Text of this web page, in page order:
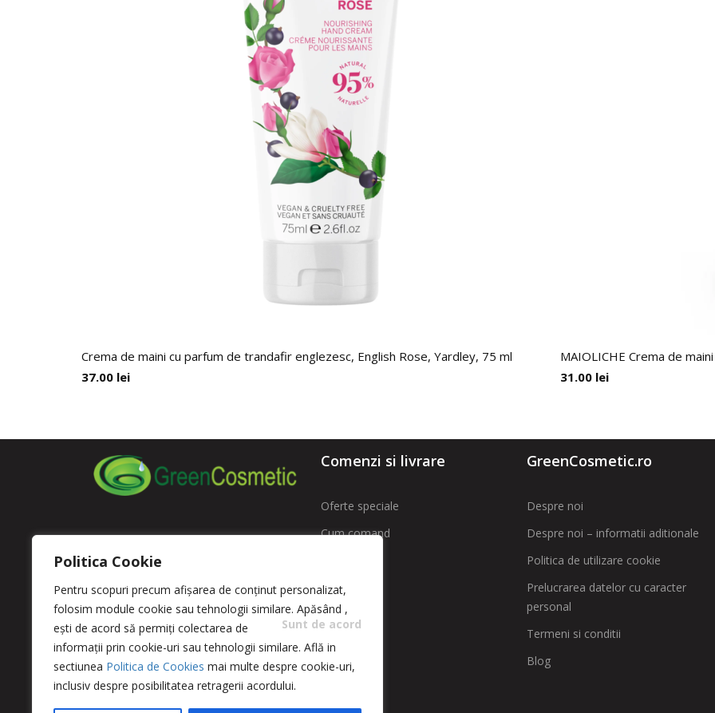
Politica Cookie
Pentru scopuri precum afișarea de conținut personalizat,
folosim module cookie sau tehnologii similare. Apăsând
Sunt de acord
,
ești de acord să permiți colectarea de
informații prin cookie-uri sau tehnologii similare. Află in
sectiunea Politica de Cookies mai multe despre cookie-uri,
inclusiv despre posibilitatea retragerii acordului.
Crema de maini cu parfum de trandafir englezesc, English Rose, Yardley, 75 ml
37.00 lei
MAIOLICHE Crema de
31.00 lei
Negri , Nr. 11 sector 5 – Bucuresti
comenzi@greencosmetic.ro
0213166480 / 0213162760
Comenzi si livrare
Oferte speciale
Cum comand
Contact
ANPC - SAL
ANPC
GreenCosmetic.ro
Despre noi
Despre noi – informatii aditionale
Politica de utilizare cookie
Prelucrarea datelor cu caracter
personal
Termeni si conditii
Blog